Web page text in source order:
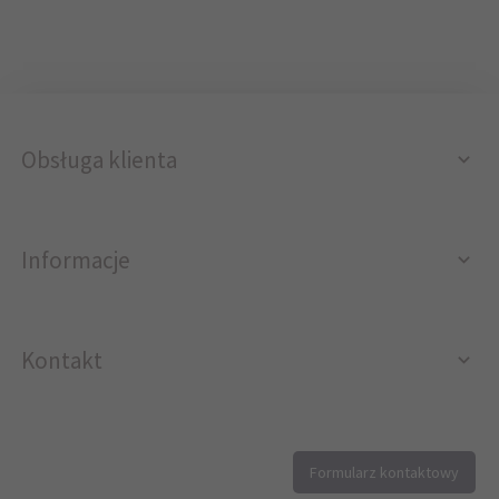
Obsługa klienta
Informacje
Kontakt
Formularz kontaktowy